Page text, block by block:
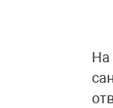
На